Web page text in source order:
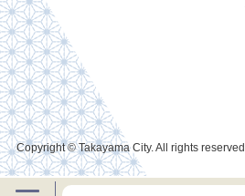
Copyright © Takayama City. All rights reserved.